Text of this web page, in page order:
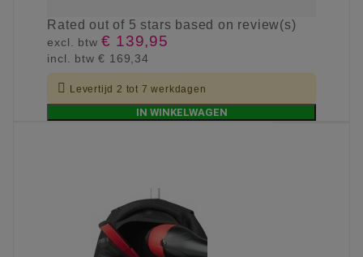
Ratedout of 5 stars based on review(s)
excl. btw€ 139,95
incl. btw€ 169,34
 Levertijd 2 tot 7 werkdagen
IN WINKELWAGEN